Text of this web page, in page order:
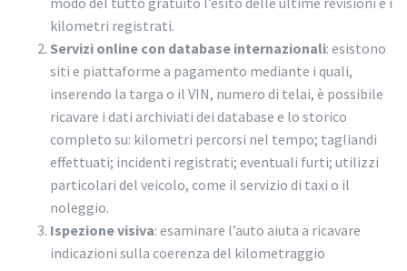
kilometri registrati.
Servizi online con database internazionali: esistono
siti e piattaforme a pagamento mediante i quali,
inserendo la targa o il VIN, numero di telai, è possibile
ricavare i dati archiviati dei database e lo storico
completo su: kilometri percorsi nel tempo; tagliandi
effettuati; incidenti registrati; eventuali furti; utilizzi
particolari del veicolo, come il servizio di taxi o il
noleggio.
Ispezione visiva: esaminare l’auto aiuta a ricavare
indicazioni sulla coerenza del kilometraggio